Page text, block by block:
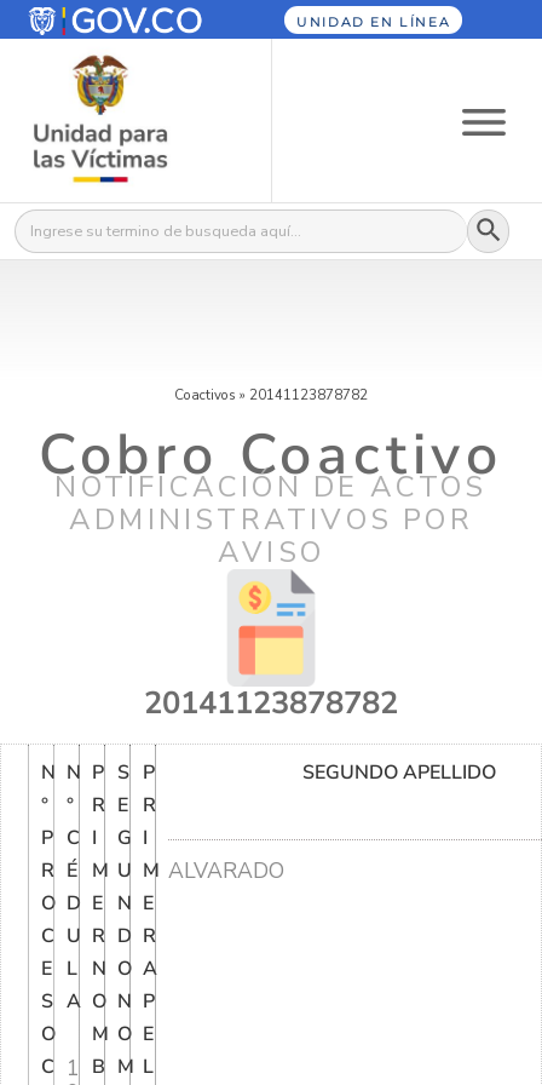
UNIDAD EN LÍNEA
Buscar: Botón
Coactivos » 20141123878782
Cobro Coactivo
NOTIFICACIÓN DE ACTOS
ADMINISTRATIVOS POR
AVISO
20141123878782
N
°
P
R
O
C
E
S
O
C
N
°
C
É
D
U
L
A
1
P
R
I
M
E
R
N
O
M
B
S
E
G
U
N
D
O
N
O
M
P
R
I
M
E
R
A
P
E
L
SEGUNDO APELLIDO
ALVARADO